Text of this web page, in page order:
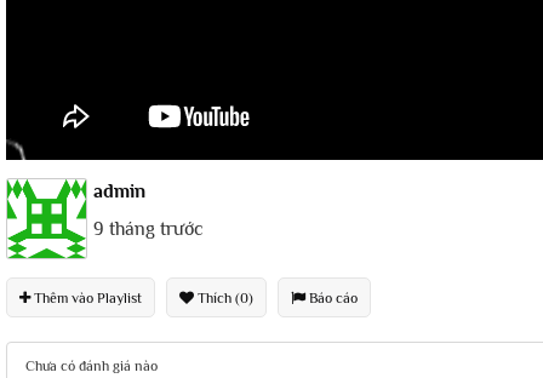
admin
9 tháng trước
Thêm vào Playlist Thích (0) Báo cáo
Chưa có đánh giá nào